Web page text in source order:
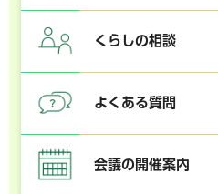
くらしの相談
よくある質問
会議の開催案内